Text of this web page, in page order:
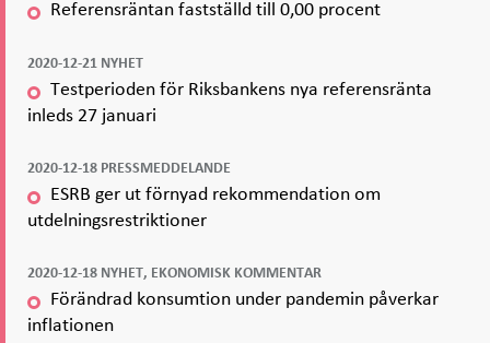
Referensräntan fastställd till 0,00 procent
2020-12-21 NYHET
Testperioden för Riksbankens nya referensränta
inleds 27 januari
2020-12-18 PRESSMEDDELANDE
ESRB ger ut förnyad rekommendation om
utdelningsrestriktioner
2020-12-18 NYHET, EKONOMISK KOMMENTAR
Förändrad konsumtion under pandemin påverkar
inflationen